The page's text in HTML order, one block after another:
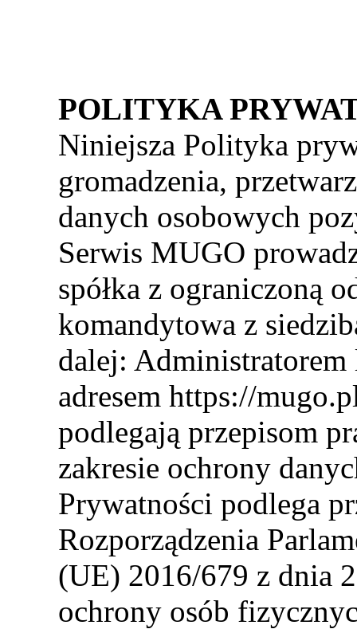
POLITYKA
Niniejsza Polityka
gromadzenia,
danych osobowych
Serwis MUGO
spółka z ograniczoną
komandytowa z
dalej:
adresem https://
podlegają przepisom
zakresie ochrony
Prywatności podlega
Rozporządzenia
(UE) 2016/679 z dnia
ochrony osób